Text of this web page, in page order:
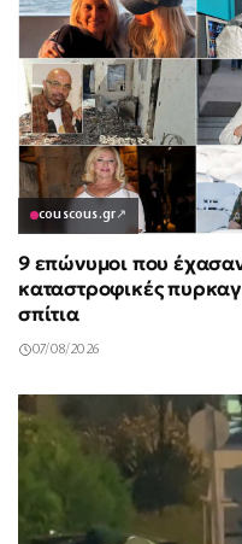
couscous.gr↗
9 επώνυμοι που έχασαν
καταστροφικές
σπίτια
07/08/2026